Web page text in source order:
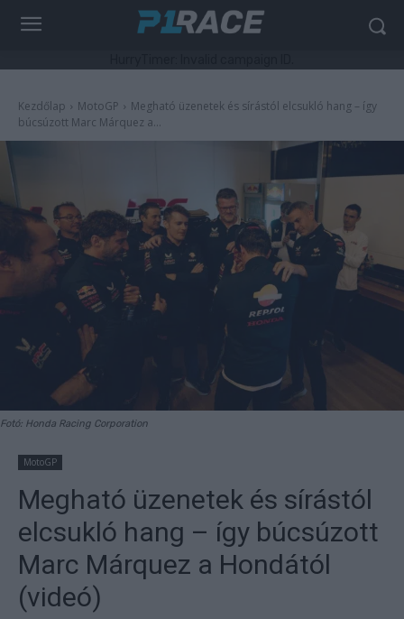
Kezdőlap MotoGP
Megható üzenetek és sírástól elcsukló hang – így
búcsúzott Marc Márquez a...
Fotó: Honda Racing Corporation
MotoGP
Megható üzenetek és sírástól
elcsukló hang – így búcsúzott
Marc Márquez a Hondától
(videó)